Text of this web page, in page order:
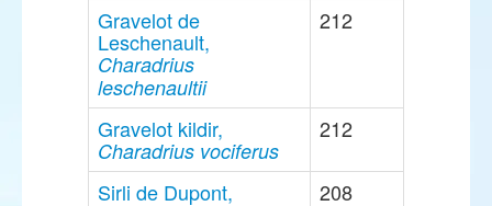
Gravelot de
Leschenault,
Charadrius
leschenaultii
212
Gravelot kildir,
Charadrius vociferus
212
Sirli de Dupont, 208